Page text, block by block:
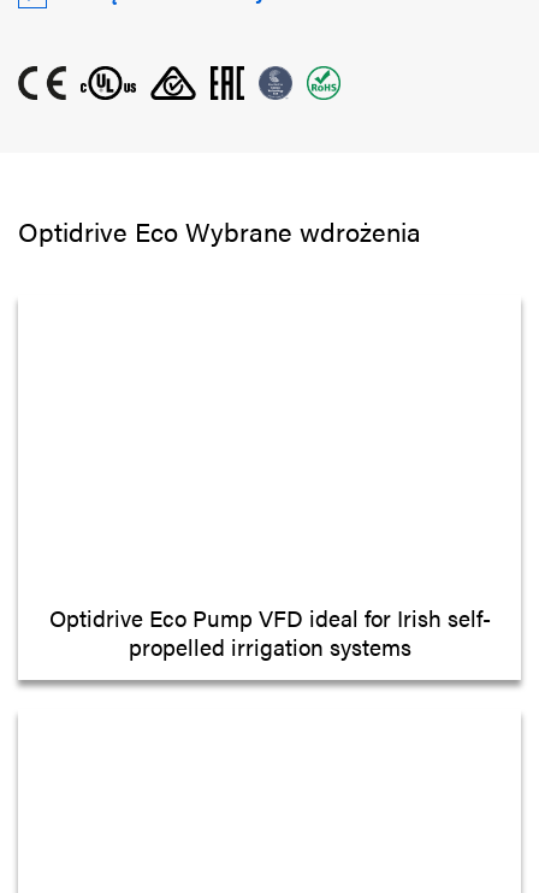
Optidrive Eco Wybrane wdrożenia
Optidrive Eco Pump VFD ideal for Irish self-
propelled irrigation systems